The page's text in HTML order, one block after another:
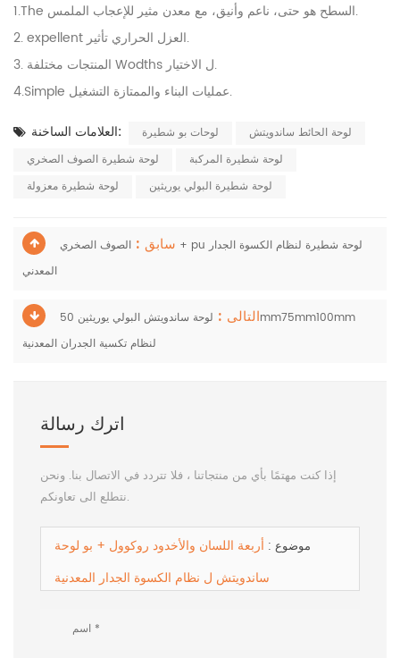
1.The السطح هو حتى، ناعم وأنيق، مع معدن مثير للإعجاب الملمس.
2. expellent العزل الحراري تأثير.
3. المنتجات مختلفة Wodths ل الاختيار.
4.Simple عمليات البناء والممتازة التشغيل.
العلامات الساخنة:
لوحات بو شطيرة
لوحة الحائط ساندويتش
لوحة شطيرة الصوف الصخري
لوحة شطيرة المركبة
لوحة شطيرة معزولة
لوحة شطيرة البولي يوريثين
سابق : الصوف الصخري + pu لوحة شطيرة لنظام الكسوة الجدار
المعدني
التالى : لوحة ساندويتش البولي يوريثين 50mm75mm100mm
لنظام تكسية الجدران المعدنية
اترك رسالة
إذا كنت مهتمًا بأي من منتجاتنا ، فلا تتردد في الاتصال بنا. ونحن
نتطلع الى تعاونكم.
موضوع : أربعة اللسان والأخدود روكوول + بو لوحة
ساندويتش ل نظام الكسوة الجدار المعدنية